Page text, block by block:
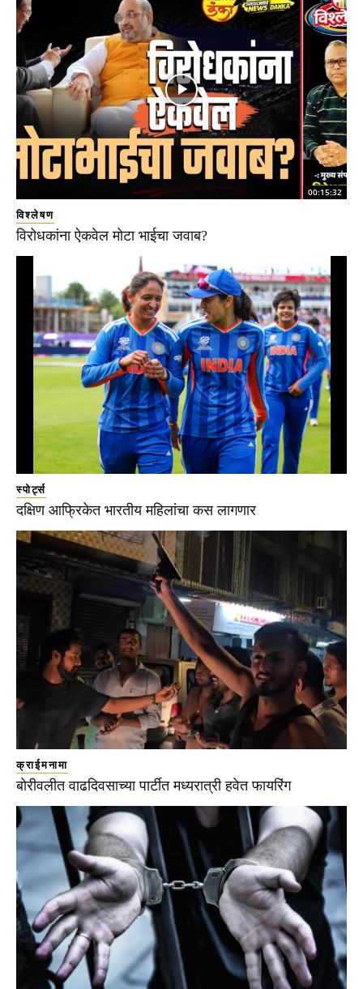
00:15:32
विश्लेषण
विरोधकांना ऐकवेल मोटा भाईचा जवाब?
स्पोर्ट्स
दक्षिण आफ्रिकेत भारतीय महिलांचा कस लागणार
क्राईमनामा
बोरीवलीत वाढदिवसाच्या पार्टीत मध्यरात्री हवेत फायरिंग